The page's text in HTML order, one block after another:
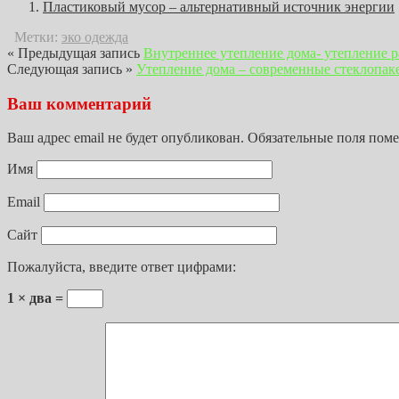
Пластиковый мусор – альтернативный источник энергии
Метки: эко одежда
« Предыдущая запись Внутреннее утепление дома- утепление
Следующая запись » Утепление дома – современные
Ваш комментарий
Ваш адрес email не будет опубликован. Обязательные поля
Имя
Email
Сайт
Пожалуйста, введите ответ цифрами:
1 × два =